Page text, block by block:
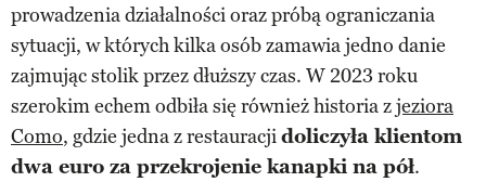
prowadzenia działalności oraz próbą ograniczania
sytuacji, w których kilka osób zamawia jedno danie
zajmując stolik przez dłuższy czas. W 2023 roku
szerokim echem odbiła się również historia zjeziora
Como, gdzie jedna z restauracjidoliczyła klientom
dwa euro za przekrojenie kanapki na pół.